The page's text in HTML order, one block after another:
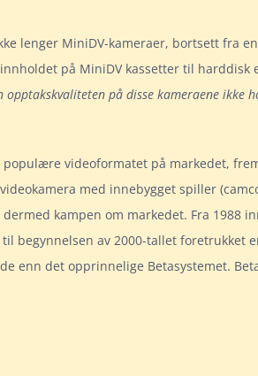
lenger MiniDV-kameraer, bortsett fra
på MiniDV kassetter til harddisk
på disse kameraene ikke
populære videoformatet på markedet,
med innebygget spiller
kampen om markedet. Fra 1988
begynnelsen av 2000-tallet foretrukket
enn det opprinnelige Betasystemet.